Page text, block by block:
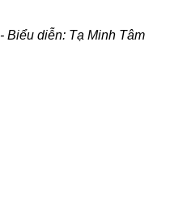
Biểu diễn: Tạ Minh Tâm